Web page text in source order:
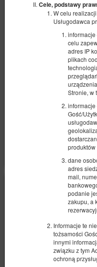
Cele, podstawy
W celu
Usługodawca
celu
adres IP
plikach
Stronie, w
Gość/
produktów
dane
adres
mail,
podanie
zakupu, a
Informacje te
tożsamości
innymi
związku z tym
ochroną
Standard - Kolej
pow. 20,00 m
2 łóżka pojedyncze (Single)